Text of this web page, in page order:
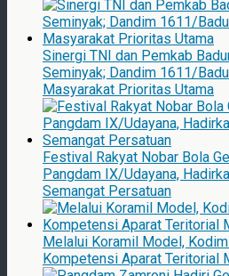
Sinergi TNI dan Pemkab
Seminyak; Dandim 1611/
Masyarakat Prioritas Utama
Festival Rakyat Nobar Bola
Pangdam IX/Udayana,
Semangat Persatuan
Melalui Koramil Model,
Kompetensi Aparat Teritorial